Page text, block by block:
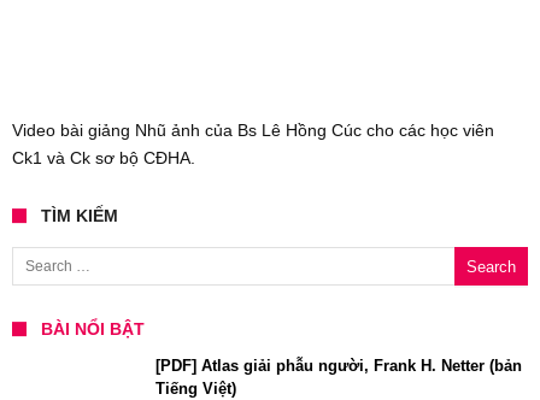
Video bài giảng Nhũ ảnh của Bs Lê Hồng Cúc cho các học viên
Ck1 và Ck sơ bộ CĐHA.
TÌM KIẾM
Search for:
BÀI NỔI BẬT
[PDF] Atlas giải phẫu người, Frank H. Netter (bản
Tiếng Việt)